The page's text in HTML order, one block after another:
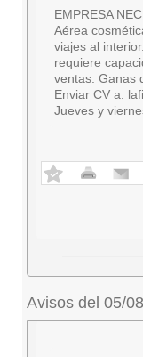
EMPRESA
Aérea
viajes al
requiere
ventas. Ganas
Enviar CV a:
Jueves y
Avisos del 05/08